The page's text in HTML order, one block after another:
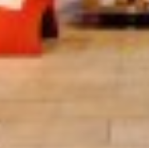
池袋/板橋/志木/川越/坂戸
IKEBUKURO/
池袋/高田馬場/練馬/西東京